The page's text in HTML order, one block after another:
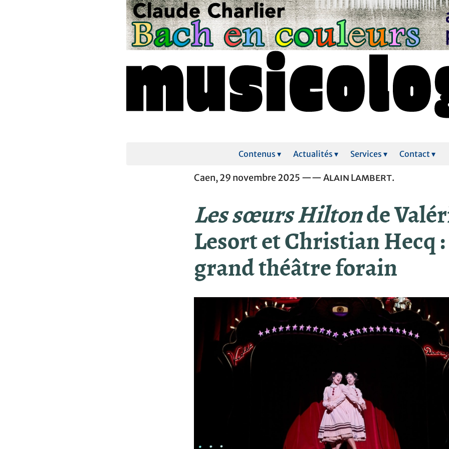
Contenus ▾ Actualités ▾ Services ▾ Contact ▾
Caen, 29 novembre 2025 —— Alain Lambert.
Les sœurs Hiltonde
Lesort et Christian Hecq
grand théâtre forain